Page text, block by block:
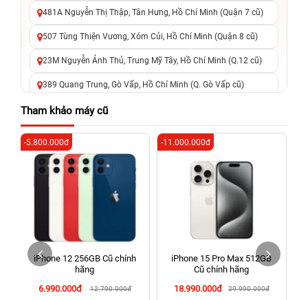
481A Nguyễn Thị Thập, Tân Hưng, Hồ Chí Minh (Quận 7 cũ)
507 Tùng Thiện Vương, Xóm Củi, Hồ Chí Minh (Quận 8 cũ)
23M Nguyễn Ảnh Thủ, Trung Mỹ Tây, Hồ Chí Minh (Q.12 cũ)
389 Quang Trung, Gò Vấp, Hồ Chí Minh (Q. Gò Vấp cũ)
625 - 625A Âu Cơ, Tân Phú, Hồ Chí Minh (Quận Tân Phú cũ)
326 Lê Văn Việt, Tăng Nhơn Phú, Hồ Chí Minh (Q.9 TP. Thủ
Đức cũ)
256 Võ Văn Ngân, Thủ Đức, Hồ Chí Minh (Bình Thọ, TP. Thủ
70 Nguyễn An Ninh, Dĩ An, Hồ Chí Minh (Bình Dương Cũ)
24h Vũng Tàu: 162A Ba Cu, Vũng Tàu, Hồ Chí Minh (TP. Vũng
Tàu cũ)
198 Hoàng Văn Thụ, Tân Sơn Nhất, Hồ Chí Minh (Tân Bình
Tham khảo máy cũ
iPhone 12 256GB Cũ chính
hãng
6.990.000đ
12.790.000đ
-5.800.000đ
iPhone 15 Pro Max 512GB
Cũ chính hãng
18.990.000đ
29.990.000đ
-11.000.000đ